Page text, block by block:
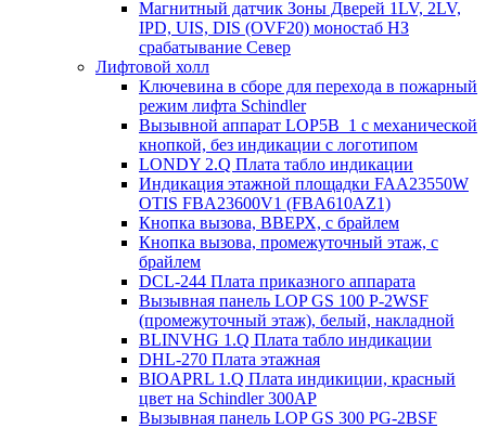
Магнитный датчик Зоны Дверей 1LV, 2LV,
IPD, UIS, DIS (OVF20) моностаб НЗ
срабатывание Cевер
Лифтовой холл
Ключевина в сборе для перехода в пожарный
режим лифта Schindler
Вызывной аппарат LOP5B_1 с механической
кнопкой, без индикации с логотипом
LONDY 2.Q Плата табло индикации
Индикация этажной площадки FAA23550W
OTIS FBA23600V1 (FBA610AZ1)
Кнопка вызова, ВВЕРХ, с брайлем
Кнопка вызова, промежуточный этаж, с
брайлем
DCL-244 Плата приказного аппарата
Вызывная панель LOP GS 100 P-2WSF
(промежуточный этаж), белый, накладной
BLINVHG 1.Q Плата табло индикации
DHL-270 Плата этажная
BIOAPRL 1.Q Плата индикиции, красный
цвет на Schindler 300AP
Вызывная панель LOP GS 300 PG-2BSF